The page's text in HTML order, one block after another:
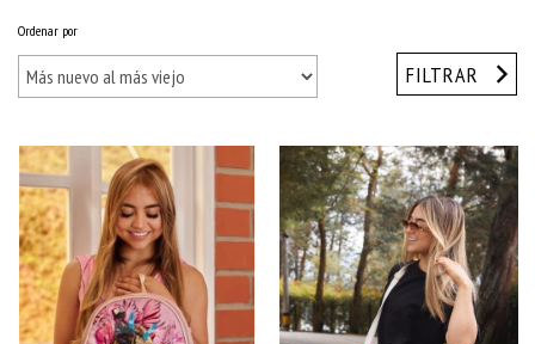
Ordenar por
FILTRAR